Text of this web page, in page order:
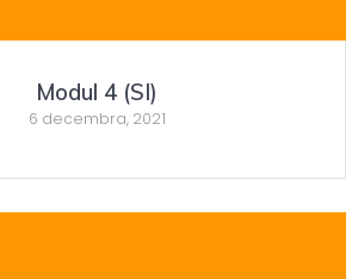
Modul 4 (SI)
6 decembra, 2021